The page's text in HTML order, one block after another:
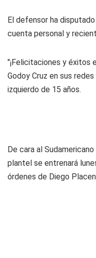
El defensor ha
cuenta personal y
"¡Felicitaciones y éxitos
Godoy Cruz en sus
izquierdo de 15 años.
De cara al
plantel se entrenará
órdenes de Diego